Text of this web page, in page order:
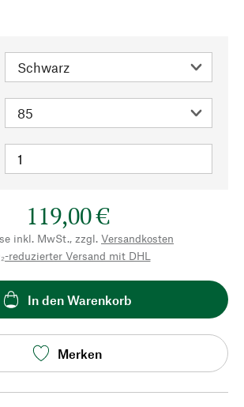
119,00 €
inkl. MwSt., zzgl. Versandkosten
reduzierter Versand mit DHL
In den Warenkorb
Merken